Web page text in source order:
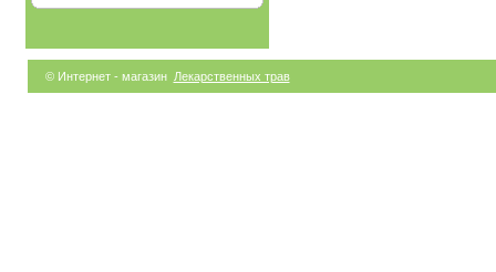
© Интернет - магазин Лекарственных трав